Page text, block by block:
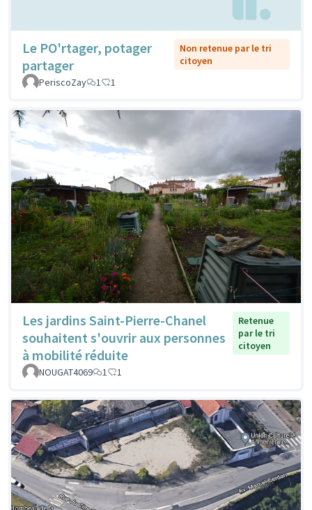
Le PO'rtager, potager
partager
Non retenue par le tri
citoyen
PeriscoZay
1 1
Les jardins Saint-Pierre-Chanel
souhaitent s'ouvrir aux personnes
à mobilité réduite
Retenue
par le tri
citoyen
NOUGAT4069 1 1